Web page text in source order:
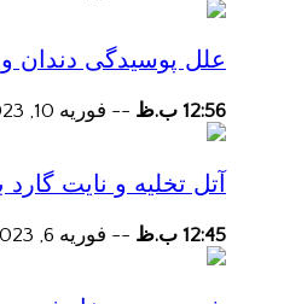
علل پوسیدگی دندان
12:56 ب.ظ -- فوریه 10, 2023
آتل تخلیه و نایت
12:45 ب.ظ -- فوریه 6, 2023